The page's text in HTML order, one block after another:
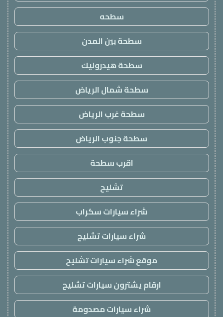
سطحه
سطحة بين المدن
سطحة هيدروليك
سطحة شمال الرياض
سطحة غرب الرياض
سطحة جنوب الرياض
اقرب سطحة
تشليح
شراء سيارات سكراب
شراء سيارات تشليح
موقع شراء سيارات تشليح
ارقام يشترون سيارات تشليح
شراء سيارات مصدومة